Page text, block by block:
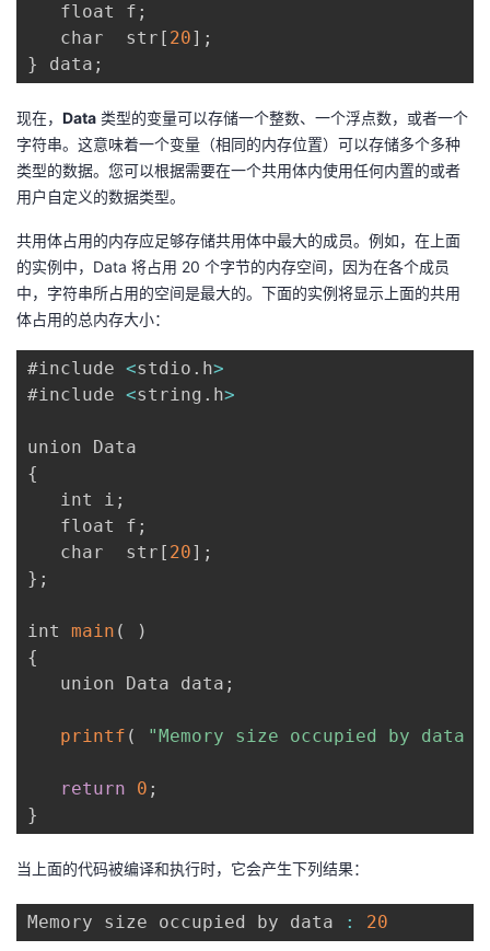
学
堂
我
课
程
的
认
证
我
的
实
我
的
持
我
的
术
支
持
我
云
声
建
   float f
;
   char  str
[ 20] ;
}
data ;
现在， Data 类型的变量可以存储一个整数、一个浮点数，或者一个
字符串。这意味着一个变量（相同的内存位置）可以存储多个多种
类型的数据。您可以根据需要在一个共用体内使用任何内置的或者
用户自定义的数据类型。
共用体占用的内存应足够存储共用体中最大的成员。例如，在上面
的实例中，Data 将占用 20 个字节的内存空间，因为在各个成员
中，字符串所占用的空间是最大的。下面的实例将显示上面的共用
体占用的总内存大小：
#include <stdio . h>
#include <string . h>
{
   int i
;
   float f
;
   char  str
[ 20] ;
} ;
int main (
)
{
   union Data data
;
printf ( "Memory size occupied by data :
return 0 ;
}
当上面的代码被编译和执行时，它会产生下列结果：
Memory size occupied by data : 20